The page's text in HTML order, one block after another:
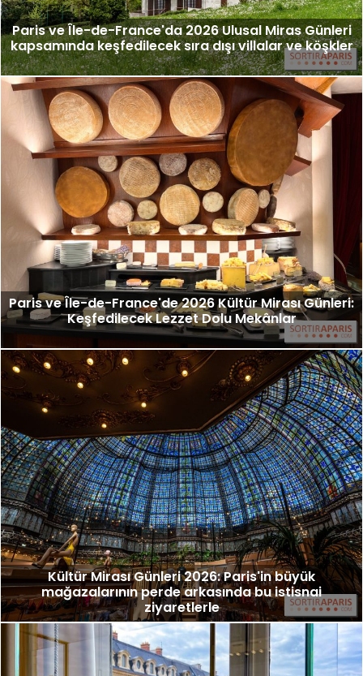
Paris ve Île-de-France'da 2026 Ulusal Miras Günleri
kapsamında keşfedilecek sıra dışı villalar ve köşkler
Paris ve Île-de-France'de 2026 Kültür Mirası Günleri:
Keşfedilecek Lezzet Dolu Mekânlar
Kültür Mirası Günleri 2026: Paris'in büyük
mağazalarının perde arkasında bu istisnai
ziyaretlerle